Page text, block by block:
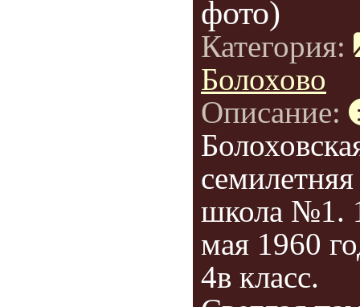
фото)
Категория:
Болохово
Описание:
семилетняя
школа №1.
мая 1960
4в класс.